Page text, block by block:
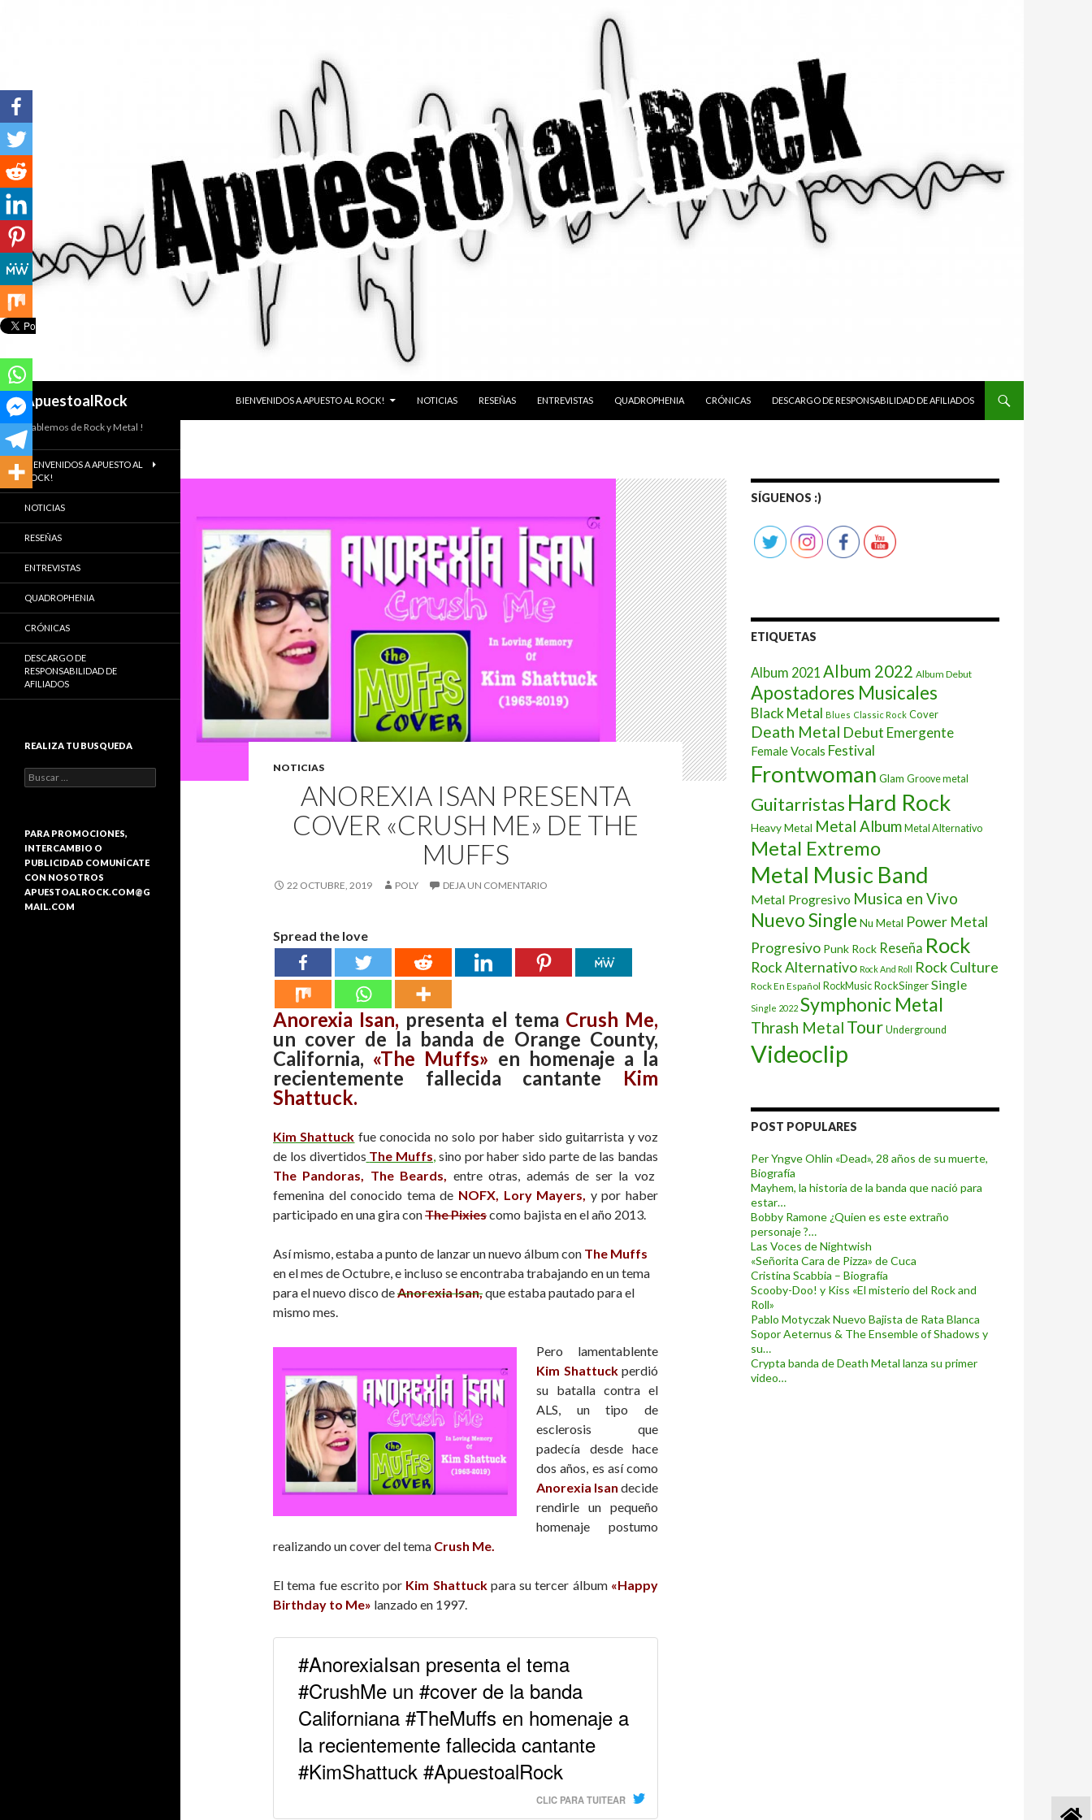
ApuestoalRock
Buscar
BIENVENIDOS A APUESTO AL ROCK!
NOTICIAS RESEÑAS ENTREVISTAS QUADROPHENIA CRÓNICAS DESCARGO DE RESPONSABILIDAD DE AFILIADOS
NOTICIAS
ANOREXIA ISAN PRESENTA
COVER «CRUSH ME» DE THE
MUFFS
22 OCTUBRE, 2019 POLY DEJA UN COMENTARIO
Spread the love
Anorexia Isan, presenta el tema Crush Me,
un cover de la banda de Orange County,
California, «The Muffs» en homenaje a la
recientemente fallecida cantante Kim
Shattuck.
Kim Shattuck fue conocida no solo por haber sido guitarrista y voz
de los divertidos The Muffs, sino por haber sido parte de las bandas
The Pandoras, The Beards, entre otras, además de ser la voz
femenina del conocido tema de NOFX, Lory Mayers, y por haber
participado en una gira conThe Pixiescomo bajista en el año 2013.
Así mismo, estaba a punto de lanzar un nuevo álbum con The Muffs
en el mes de Octubre, e incluso se encontraba trabajando en un tema
para el nuevo disco deAnorexia Isan,que estaba pautado para el
mismo mes.
Pero lamentablente
Kim Shattuckperdió
su batalla contra el
ALS, un tipo de
esclerosis que
padecía desde hace
dos años, es así como
Anorexia Isan decide
rendirle un pequeño
homenaje postumo
realizando un cover del tema Crush Me.
El tema fue escrito por Kim Shattuckpara su tercer álbum «Happy
Birthday to Me» lanzado en 1997.
#AnorexiaIsan presenta el tema
#CrushMe un #cover de la banda
Californiana #TheMuffs en homenaje a
la recientemente fallecida cantante
#KimShattuck #ApuestoalRock
CLIC PARA TUITEAR
SÍGUENOS :)
ETIQUETAS
Album 2021 Album 2022 Album Debut
Apostadores Musicales
Black Metal Blues Classic Rock Cover
Death Metal Debut Emergente
Female Vocals Festival
Frontwoman Glam Groove metal
Guitarristas Hard Rock
Heavy Metal Metal Album Metal Alternativo
Metal Extremo
Metal Music Band
Metal Progresivo Musica en Vivo
Nuevo Single Nu Metal Power Metal
Progresivo Punk Rock Reseña Rock
Rock Alternativo Rock And Roll Rock Culture
Rock En Español RockMusic RockSingerSingle
Single 2022 Symphonic Metal
Thrash Metal Tour Underground
Videoclip
POST POPULARES
Per Yngve Ohlin «Dead», 28 años de su muerte,
Biografía
Mayhem, la historia de la banda que nació para
estar…
Bobby Ramone ¿Quien es este extraño
personaje ?…
Las Voces de Nightwish
«Señorita Cara de Pizza» de Cuca
Cristina Scabbia – Biografía
Scooby-Doo! y Kiss «El misterio del Rock and
Roll»
Pablo Motyczak Nuevo Bajista de Rata Blanca
Sopor Aeternus & The Ensemble of Shadows y
su…
Crypta banda de Death Metal lanza su primer
video…
Hablemos de Rock y Metal !
BIENVENIDOS A APUESTO AL
ROCK!
NOTICIAS
RESEÑAS
ENTREVISTAS
QUADROPHENIA
CRÓNICAS
DESCARGO DE
RESPONSABILIDAD DE
AFILIADOS
REALIZA TU BUSQUEDA
B
u
a
r
:
PARA PROMOCIONES,
INTERCAMBIO O
PUBLICIDAD COMUNÍCATE
CON NOSOTROS
APUESTOALROCK.COM@G
MAIL.COM